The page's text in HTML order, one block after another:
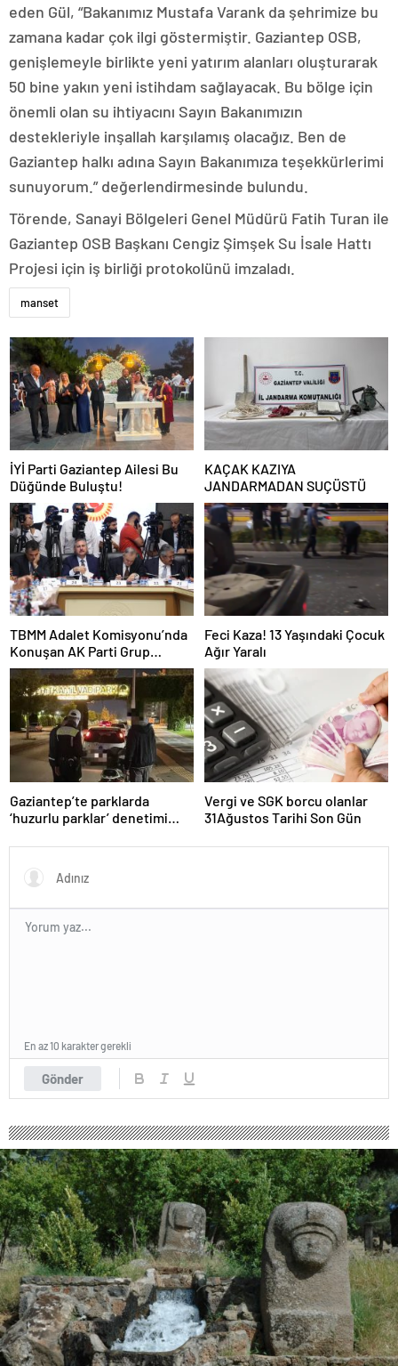
eden Gül, “Bakanımız Mustafa Varank da şehrimize bu
zamana kadar çok ilgi göstermiştir. Gaziantep OSB,
genişlemeyle birlikte yeni yatırım alanları oluşturarak
50 bine yakın yeni istihdam sağlayacak. Bu bölge için
önemli olan su ihtiyacını Sayın Bakanımızın
destekleriyle inşallah karşılamış olacağız. Ben de
Gaziantep halkı adına Sayın Bakanımıza teşekkürlerimi
sunuyorum.” değerlendirmesinde bulundu.
Törende, Sanayi Bölgeleri Genel Müdürü Fatih Turan ile
Gaziantep OSB Başkanı Cengiz Şimşek Su İsale Hattı
Projesi için iş birliği protokolünü imzaladı.
manset
İYİ Parti Gaziantep Ailesi Bu
Düğünde Buluştu!
KAÇAK KAZIYA
JANDARMADAN SUÇÜSTÜ
TBMM Adalet Komisyonu’nda
Konuşan AK Parti Grup
Başkanvekili Abdulhamit Gül:
“Kanun Teklifi Milletimizin
Teklifidir”
Feci Kaza! 13 Yaşındaki Çocuk
Ağır Yaralı
Gaziantep’te parklarda
‘huzurlu parklar’ denetimi
Vergi ve SGK borcu olanlar
31Ağustos Tarihi Son Gün
Gönder
En az 10 karakter gerekli